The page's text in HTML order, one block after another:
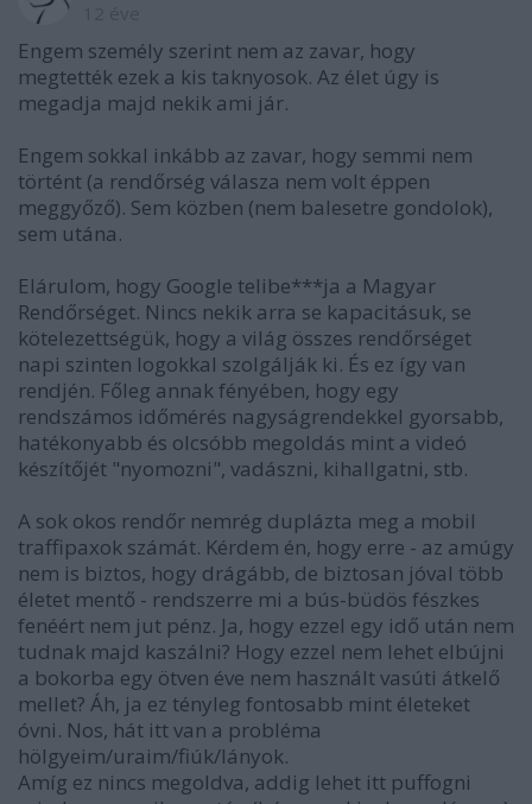
Engem személy szerint nem az zavar, hogy
megtették ezek a kis taknyosok. Az élet úgy is
megadja majd nekik ami jár.
Engem sokkal inkább az zavar, hogy semmi nem
történt (a rendőrség válasza nem volt éppen
meggyőző). Sem közben (nem balesetre gondolok),
sem utána.
Elárulom, hogy Google telibe***ja a Magyar
Rendőrséget. Nincs nekik arra se kapacitásuk, se
kötelezettségük, hogy a világ összes rendőrséget
napi szinten logokkal szolgálják ki. És ez így van
rendjén. Főleg annak fényében, hogy egy
rendszámos időmérés nagyságrendekkel gyorsabb,
hatékonyabb és olcsóbb megoldás mint a videó
készítőjét "nyomozni", vadászni, kihallgatni, stb.
A sok okos rendőr nemrég duplázta meg a mobil
traffipaxok számát. Kérdem én, hogy erre - az amúgy
nem is biztos, hogy drágább, de biztosan jóval több
életet mentő - rendszerre mi a bús-büdös fészkes
fenéért nem jut pénz. Ja, hogy ezzel egy idő után nem
tudnak majd kaszálni? Hogy ezzel nem lehet elbújni
a bokorba egy ötven éve nem használt vasúti átkelő
mellet? Áh, ja ez tényleg fontosabb mint életeket
óvni. Nos, hát itt van a probléma
hölgyeim/uraim/fiúk/lányok.
Amíg ez nincs megoldva, addig lehet itt puffogni